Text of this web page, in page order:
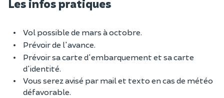
Les infos pratiques
Vol possible de mars à octobre.
Prévoir de l'avance.
Prévoir sa carte d'embarquement et sa carte
d'identité.
Vous serez avisé par mail et texto en cas de météo
défavorable.